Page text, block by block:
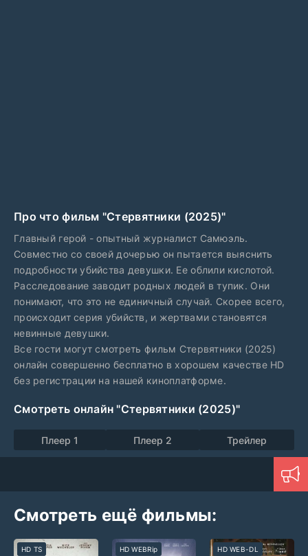
Про что фильм "Стервятники (2025)"
Главный герой - опытный журналист Самюэль.
Совместно со своей дочерью он пытается выяснить
подробности убийства девушки. Ее облили кислотой.
Расследование заводит родных людей в тупик. Они
понимают, что это не единичный случай. Скорее всего,
происходит серия убийств, и жертвами становятся
невинные девушки.
Все гости могут смотреть фильм Стервятники (2025)
онлайн совершенно бесплатно в хорошем качестве HD
без регистрации на нашей киноплатформе.
Смотреть онлайн "Стервятники (2025)"
Плеер 1 Плеер 2 Трейлер
Смотреть ещё фильмы:
HD TS HD WEBRip HD WEB-DL